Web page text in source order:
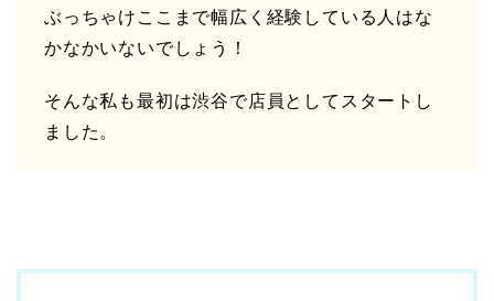
ぶっちゃけここまで幅広く経験している人はな
かなかいないでしょう！
そんな私も最初は渋谷で店員としてスタートし
ました。